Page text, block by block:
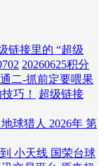
链接里的 “超级
20260625积分
二-抓前定要喂果
巧！
超级链接
地球猎人 2026年 第
小天线 国荣台球